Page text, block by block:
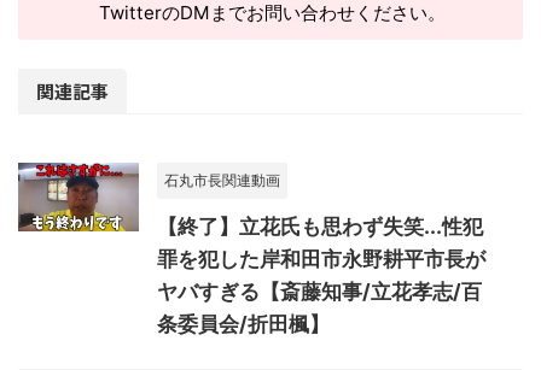
TwitterのDMまでお問い合わせください。
関連記事
石丸市長関連動画
【終了】立花氏も思わず失笑...性犯
罪を犯した岸和田市永野耕平市長が
ヤバすぎる【斎藤知事/立花孝志/百
条委員会/折田楓】